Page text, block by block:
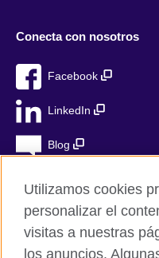
Conecta con nosotros
Facebook
LinkedIn
Blog
British Council Global
Privacidad
Utilizamos cookies
personalizar el
visitas a nuestras
los anuncios.